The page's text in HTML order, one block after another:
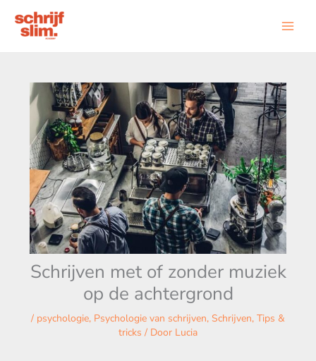
naar
Schrijven met of zonder muziek
op de achtergrond
/ psychologie, Psychologie van schrijven, Schrijven, Tips &
tricks / Door Lucia